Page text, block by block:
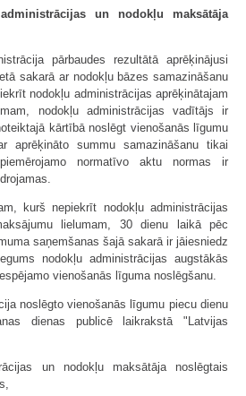
un nodokļu maksātāja
pārbaudes rezultātā aprēķinājusi
sakarā ar nodokļu bāzes samazināšanu
nodokļu administrācijas aprēķinātajam
nodokļu administrācijas vadītājs ir
kārtībā noslēgt vienošanās līgumu
aprēķināto summu samazināšanu tikai
normatīvo aktu normas ir
kurš nepiekrīt nodokļu administrācijas
lielumam, 30 dienu laikā pēc
saņemšanas šajā sakarā ir jāiesniedz
nodokļu administrācijas augstākās
vienošanās līguma noslēgšanu.
noslēgto vienošanās līgumu piecu dienu
dienas publicē laikrakstā "Latvijas
un nodokļu maksātāja noslēgtais